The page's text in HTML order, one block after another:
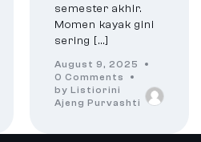
semester akhir.
Momen kayak gini
sering […]
August 9, 2025
0 Comments
by Listiorini
Ajeng Purvashti